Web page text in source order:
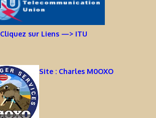
Cliquez sur Liens —> ITU
Site : Charles M0OXO